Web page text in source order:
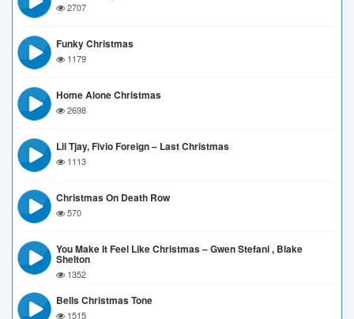
2707
Funky Christmas
1179
Home Alone Christmas
2698
Lil Tjay, Fivio Foreign – Last Christmas
1113
Christmas On Death Row
570
You Make It Feel Like Christmas – Gwen Stefani , Blake
Shelton
1352
Bells Christmas Tone
1515